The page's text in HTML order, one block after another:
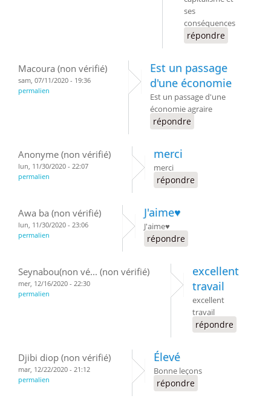
ses
conséquences
répondre
Macoura (non vérifié)
sam, 07/11/2020 - 19:36
permalien
Est un passage
d'une économie
Est un passage d'une
économie agraire
répondre
Anonyme (non vérifié)
lun, 11/30/2020 - 22:07
permalien
merci
merci
répondre
Awa ba (non vérifié)
lun, 11/30/2020 - 23:06
permalien
J'aime♥️
J'aime♥️
répondre
Seynabou(non vé... (non vérifié)
mer, 12/16/2020 - 22:30
permalien
excellent
travail
excellent
travail
répondre
Djibi diop (non vérifié)
mar, 12/22/2020 - 21:12
permalien
Élevé
Bonne leçons
répondre